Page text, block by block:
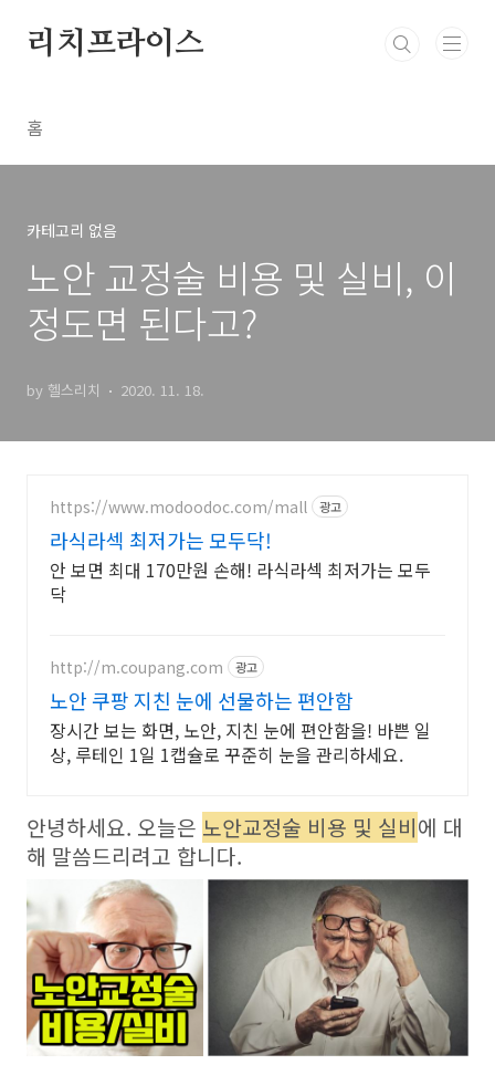
리치프라이스
홈
카테고리 없음
노안 교정술 비용 및 실비, 이
정도면 된다고?
by 헬스리치 2020. 11. 18.
https://www.modoodoc.com/mall 광고
라식라섹 최저가는 모두닥!
안 보면 최대 170만원 손해! 라식라섹 최저가는 모두
닥
http://m.coupang.com 광고
노안 쿠팡 지친 눈에 선물하는 편안함
장시간 보는 화면, 노안, 지친 눈에 편안함을! 바쁜 일
상, 루테인 1일 1캡슐로 꾸준히 눈을 관리하세요.
안녕하세요. 오늘은 노안교정술 비용 및 실비에 대
해 말씀드리려고 합니다.